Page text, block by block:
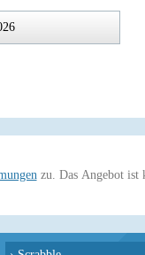
zu. Das Angebot ist